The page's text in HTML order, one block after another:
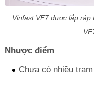
Vinfast VF7 được lắp ráp
Nhược điểm
Chưa có nhiều